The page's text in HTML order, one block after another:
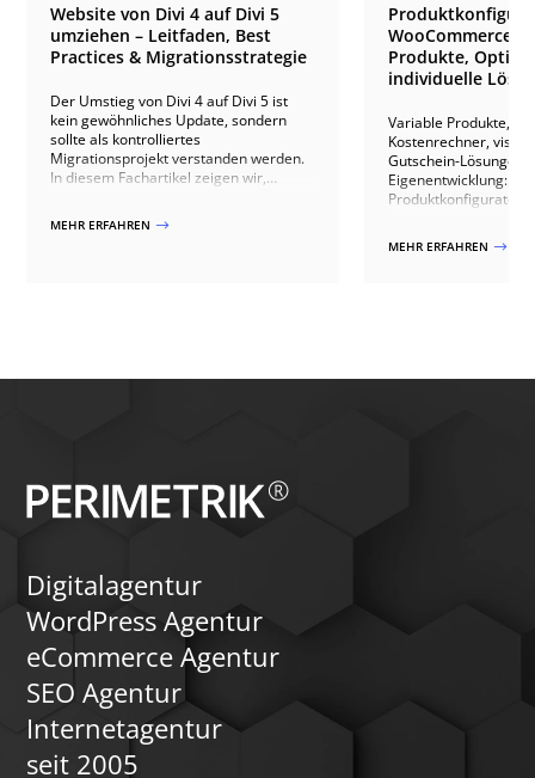
Website von Divi 4 auf Divi 5
umziehen – Leitfaden, Best
Practices & Migrationsstrategie
Der Umstieg von Divi 4 auf Divi 5 ist
kein gewöhnliches Update, sondern
sollte als kontrolliertes
Migrationsprojekt verstanden werden.
In diesem Fachartikel zeigen wir,
sind, welche Risiken bei bestehenden
MEHR ERFAHREN $
WooCommerce:
Produkte,
individuelle
Variable Produkte,
Kostenrechner,
Gutschein-Lösungen
Eigenentwicklung:
MEHR ERFAHREN $
Digitalagentur
WordPress Agentur
eCommerce Agentur
SEO Agentur
Internetagentur
seit 2005